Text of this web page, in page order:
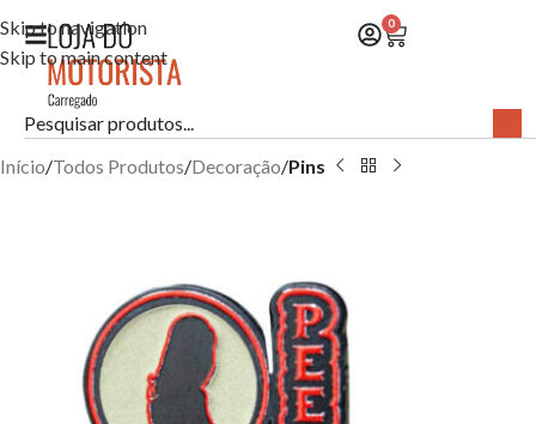
Skip to navigation
Skip to main content
0
Início Todos Produtos Decoração Pins